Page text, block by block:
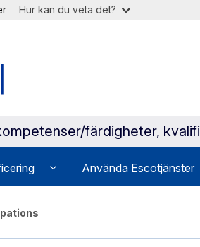
Hur kan du veta det?
färdigheter,
Använda Escotjänster